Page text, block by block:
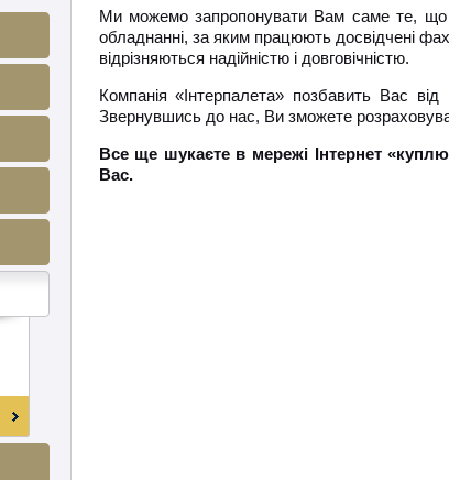
Ми можемо запропонувати Вам саме те, що
обладнанні, за яким працюють досвідчені
відрізняються надійністю і довговічністю.
Компанія «Інтерпалета» позбавить Вас
Звернувшись до нас, Ви зможете
Все ще шукаєте в мережі Інтернет
Вас.